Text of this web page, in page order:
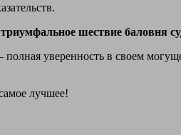
триумфальное шествие баловня
полная уверенность в своем
лучшее!